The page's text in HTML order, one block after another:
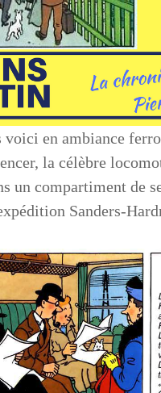
en ambiance
la célèbre
un compartiment de
Sanders-